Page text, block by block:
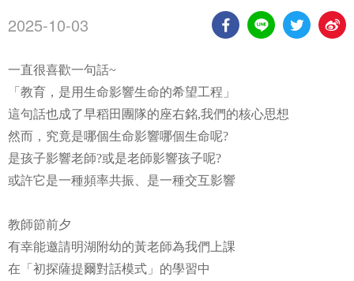
2025-10-03
一直很喜歡一句話~
「教育，是用生命影響生命的希望工程」
這句話也成了早稻田團隊的座右銘,我們的核心思想
然而，究竟是哪個生命影響哪個生命呢?
是孩子影響老師?或是老師影響孩子呢?
或許它是一種頻率共振、是一種交互影響
教師節前夕
有幸能邀請明湖附幼的黃老師為我們上課
在 「初探薩提爾對話模式 」 的學習中